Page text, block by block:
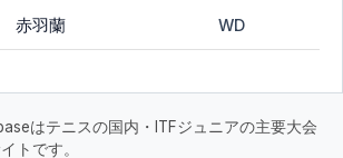
赤羽蘭 WD
はテニスの国内・ITFジュニアの主要大会
トです。